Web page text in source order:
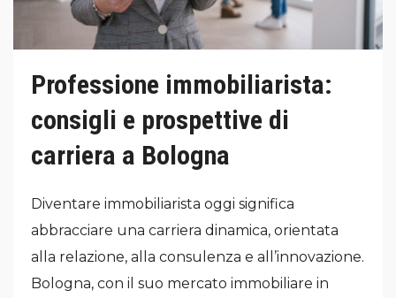
Professione immobiliarista:
consigli e prospettive di
carriera a Bologna
Diventare immobiliarista oggi significa
abbracciare una carriera dinamica, orientata
alla relazione, alla consulenza e all’innovazione.
Bologna, con il suo mercato immobiliare in